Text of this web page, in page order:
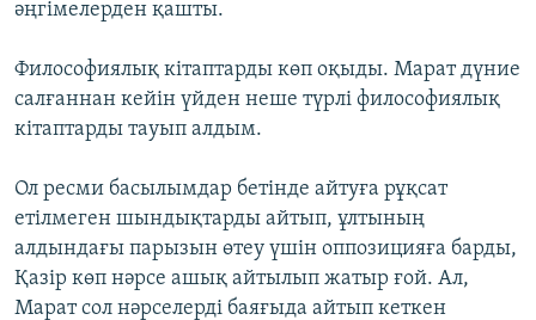
әңгімелерден қашты.
Философиялық кітаптарды көп оқыды. Марат дүние
салғаннан кейін үйден неше түрлі философиялық
кітаптарды тауып алдым.
Ол ресми басылымдар бетінде айтуға рұқсат
етілмеген шындықтарды айтып, ұлтының
алдындағы парызын өтеу үшін оппозицияға барды,
Қазір көп нәрсе ашық айтылып жатыр ғой. Ал,
Марат сол нәрселерді баяғыда айтып кеткен